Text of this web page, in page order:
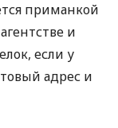
приманкой
и
если у
адрес и